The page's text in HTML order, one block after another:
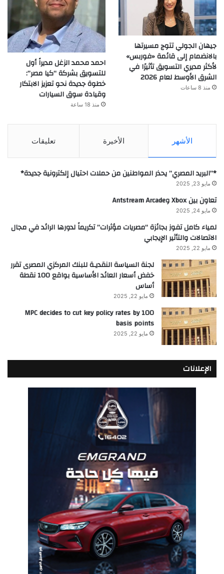
جيهان الجولي تتوج مسيرتها
بالانضمام إلى قائمة «فوربس»
لأكثر مديري التسويق تأثيرًا في
الشرق الأوسط لعام 2026
منذ 8 ساعات
احمد محمد الزغل مديراً أول
للتسويق بشركة “كيا مصر”:
خطوة جديدة نحو تعزيز الابتكار
وقيادة سوق السيارات
منذ 18 ساعة
الأشهر الأخيرة تعليقات
*”البريد المصري” يحذر المواطنين من حملات احتيال إلكترونية جديدة*
مايو 23, 2025
تعاون بين Xbox وAntstream Arcade
مايو 24, 2025
لمياء كامل تفوز بجائزة “مصريات مؤثرات” تكريماً لدورها الرائد في مجال
الاتصالات والتأثير الإيجابي
مايو 22, 2025
لجنة السياسة النقديـة للبنك المركزي المصرى تقرر
خفض أسعار العائد الأساسية بواقع 100 نقطة
أساس
مايو 22, 2025
MPC decides to cut key policy rates by 100
basis points
مايو 22, 2025
الإعلانات